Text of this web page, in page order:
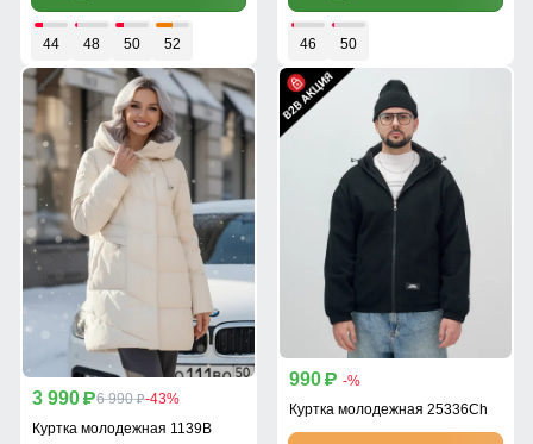
44 48 50 52 46 50
3 990 p6 990 p-43%
Куртка молодежная 1139B
990 p -%
Куртка молодежная 25336Ch